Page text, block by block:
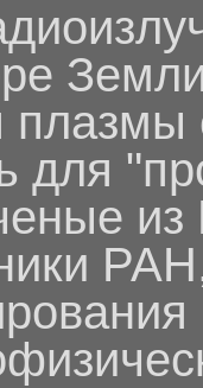
для
из